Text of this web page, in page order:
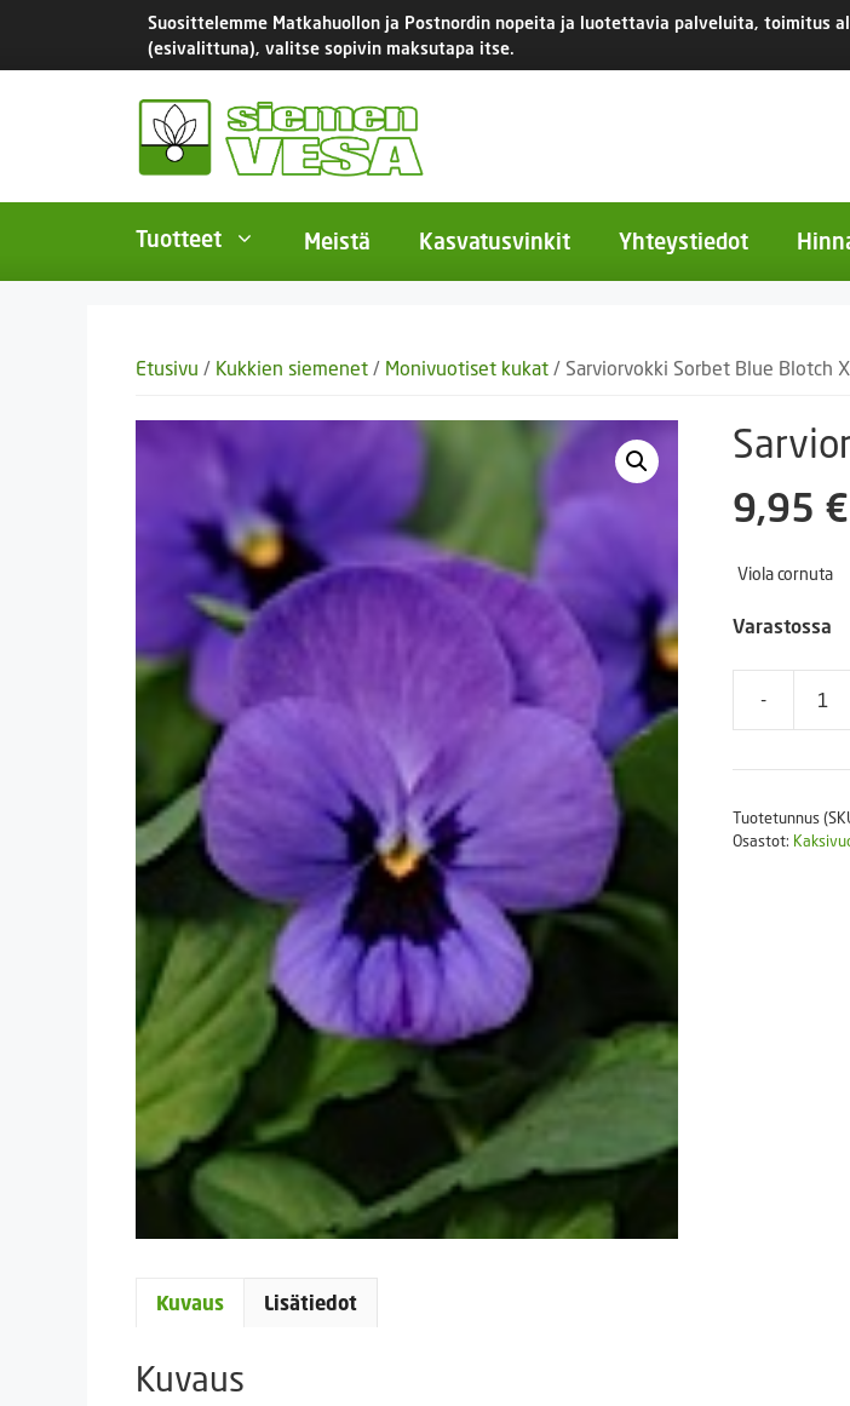
Suosittelemme Matkahuollon ja Postnordin nopeita ja luotettavia palveluita, toimitus
(esivalittuna), valitse sopivin maksutapa itse.
Tuotteet
Salaatit
Kaksivuotiset kukat
Kukkaseokset
Meistä Kasvatusvinkit Yhteystiedot
Etusivu / Kukkien siemenet / Monivuotiset kukat / Sarviorvokki Sorbet Blue Blotch
9,95 €
Viola cornuta
Varastossa
-
Sarviorvokki
Blue
XP
Tuotetunnus
Osastot:
Kuvaus Lisätiedot
Kuvaus